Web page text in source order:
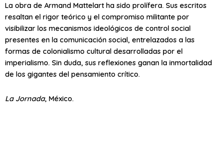
La obra de Armand Mattelart ha sido prolífera. Sus escritos
resaltan el rigor teórico y el compromiso militante por
visibilizar los mecanismos ideológicos de control social
presentes en la comunicación social, entrelazados a las
formas de colonialismo cultural desarrolladas por el
imperialismo. Sin duda, sus reflexiones ganan la inmortalidad
de los gigantes del pensamiento crítico.
La Jornada, México.